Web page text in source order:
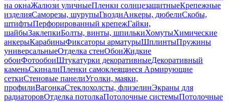
на окнаЖалюзи уличныеПленки солнцезащитныеКрепежные
изделияСаморезы, шурупыГвоздиАнкеры, дюбелиСкобы,
штифтыПерфорированный крепежГайки,
шайбыЗаклепкиБолты, винты, шпилькиХомутыХимические
анкерыКарабиныФиксаторы арматурыШплинтыПружины
универсальныеОтделка стенОбоиЖидкие
обоиФотообоиШтукатурки декоративныеДекоративный
каменьСкиналиПленки самоклеящиеся Армирующие
сеткиСтеновые панелиУголки, маяки,
профилиВагонкаСтеклохолсты, флизелинЭкраны для
радиаторовОтделка потолкаПотолочные системыПотолочные